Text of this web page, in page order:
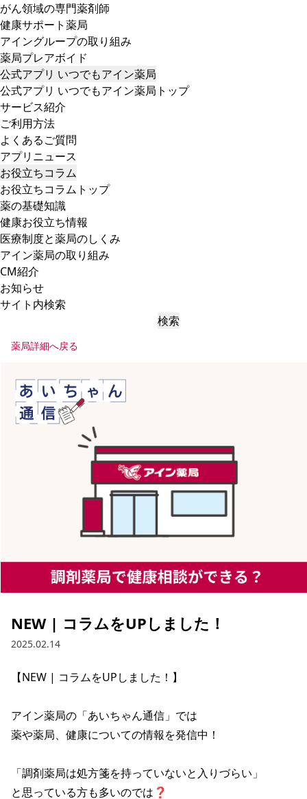
がん領域の専門薬剤師
健康サポート薬局
アイングループの取り組み
薬局プレアボイド
公式アプリ いつでもアイン薬局
公式アプリ いつでもアイン薬局トップ
サービス紹介
ご利用方法
よくあるご質問
アプリニュース
お役立ちコラム
お役立ちコラムトップ
薬の基礎知識
健康お役立ち情報
医療制度と薬局のしくみ
アイン薬局の取り組み
CM紹介
お知らせ
サイト内検索
検索
薬局詳細へ戻る
NEW | コラムをUPしました！
2025.02.14
【NEW | コラムをUPしました！】
アイン薬局の「あいちゃん通信」では
薬や薬局、健康についての情報を発信中！
「調剤薬局は処方箋を持っていないと入りづらい」
と思っている方も多いのでは❓